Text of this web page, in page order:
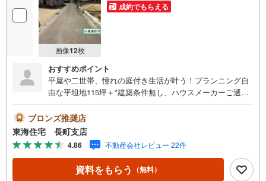
画像12枚
成約でもらえる
おすすめポイント
平屋や二世帯、憧れの庭付き生活が叶う！プランニング自
由な平坦地115坪＋*建築条件無し、ハウスメーカーご選択
静な住宅街*上下水道:引込み有*都市ガス:前面道路配管あ
り・敷地内引込み管なし《教育環境》*金剛沢小学校 徒歩
13分（76m）*西多賀中学校 徒歩21分（663m）*西多賀幼
稚園 徒歩13分（990m）《生活環境》*セブンイレブン 仙
台八木山南店 徒歩10分（761m）*ウエルシア仙台八木山
南店 徒歩11分（851m）*総合病院仙台赤十字病院 徒歩1
ブロンズ推奨店
東海住宅 長町支店
4.86 不動産会社レビュー 22件
資料をもらう （無料）